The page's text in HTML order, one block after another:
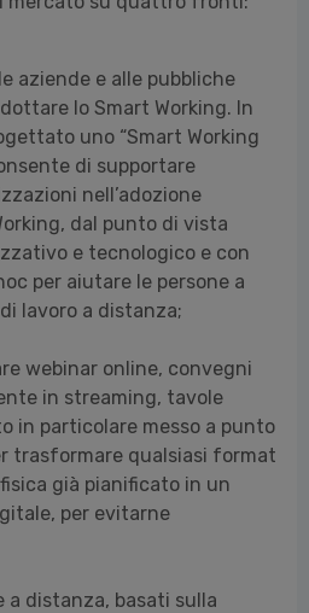
aziende e alle pubbliche
lo Smart Working. In
uno “Smart Working
di supportare
nell’adozione
dal punto di vista
e tecnologico e con
per aiutare le persone a
lavoro a distanza;
webinar online, convegni
in streaming, tavole
in particolare messo a punto
trasformare qualsiasi format
già pianificato in un
per evitarne
distanza, basati sulla